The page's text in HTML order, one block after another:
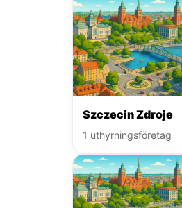
Szczecin Zdroje
1 uthyrningsföretag